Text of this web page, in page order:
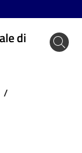
di
/